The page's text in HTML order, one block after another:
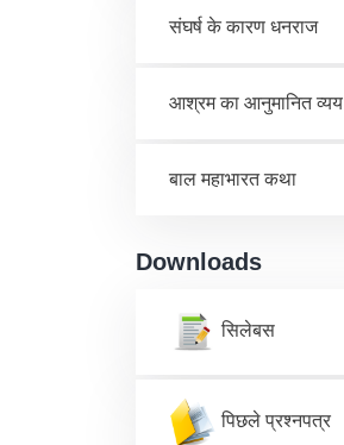
संघर्ष के कारण धनराज
आश्रम का आनुमानित व्यय
बाल महाभारत कथा
Downloads
सिलेबस
पिछले प्रश्नपत्र